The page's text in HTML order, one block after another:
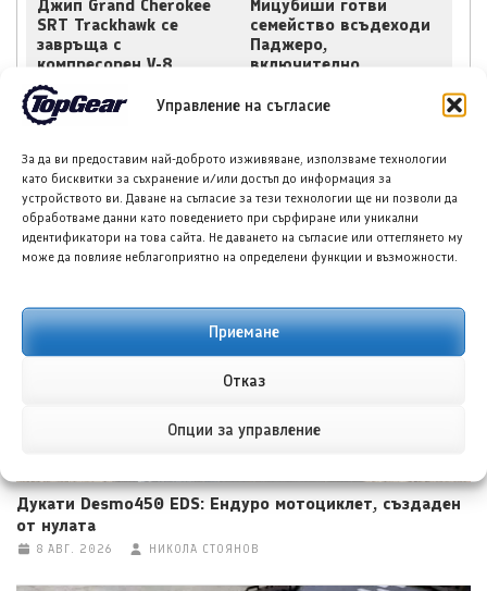
Управление на съгласие
За да ви предоставим най-доброто изживяване, използваме технологии
като бисквитки за съхранение и/или достъп до информация за
устройството ви. Даване на съгласие за тези технологии ще ни позволи да
обработваме данни като поведението при сърфиране или уникални
идентификатори на това сайта. Не даването на съгласие или оттеглянето му
може да повлияе неблагоприятно на определени функции и възможности.
Приемане
Отказ
Опции за управление
Джип Grand Cherokee
SRT Trackhawk се
завръща с
компресорен V-8
двигател
Мицубиши готви
семейство всъдеходи
Паджеро,
включително
срещу Тойота RAV4
НОВИ ПУБЛИКАЦИИ
Дукати Desmo450 EDS: Ендуро мотоциклет, създаден
от нулата
8 АВГ. 2026 НИКОЛА СТОЯНОВ